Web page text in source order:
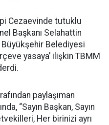
Cezaevinde tutuklu
Başkanı Selahattin
Büyükşehir Belediyesi
yasaya’ ilişkin TBMM
paylaşıman
“Sayın Başkan, Sayın
Her birinizi ayrı